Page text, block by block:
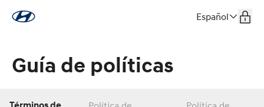
Español
Guía de políticas